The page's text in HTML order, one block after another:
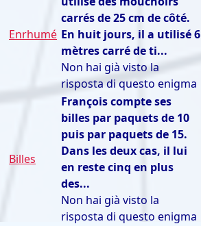
Enrhumé
carrés de 25 cm de côté.
En huit jours, il a utilisé 6
mètres carré de ti...
Non hai già visto la
risposta di questo enigma
Billes
François compte ses
billes par paquets de 10
puis par paquets de 15.
Dans les deux cas, il lui
en reste cinq en plus
des...
Non hai già visto la
risposta di questo enigma